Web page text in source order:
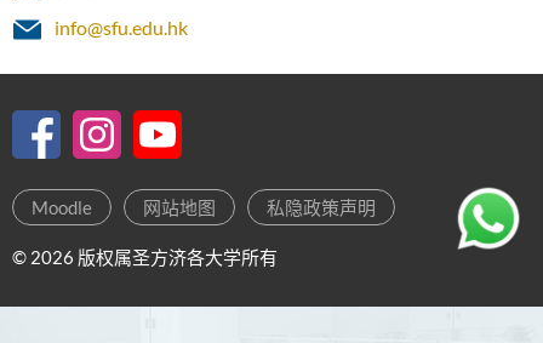
info@sfu.edu.hk
Moodle 网站地图 私隐政策声明
© 2026 版权属圣方济各大学所有